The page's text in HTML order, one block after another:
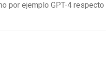
por ejemplo GPT-4 respecto